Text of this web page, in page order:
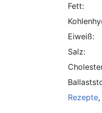
Fett:
Eiweiß:
Salz:
Rezepte